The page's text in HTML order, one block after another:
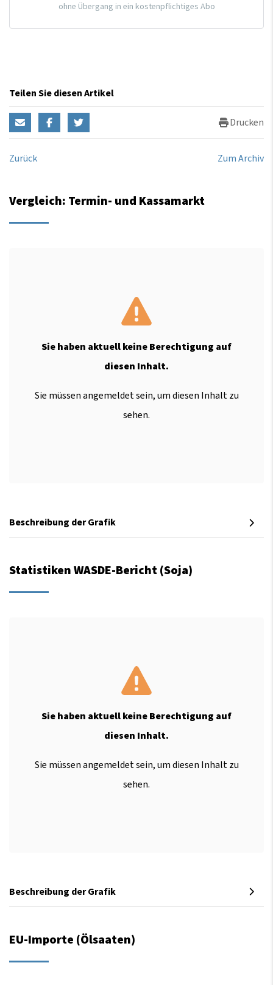
ohne Übergang in ein kostenpflichtiges Abo
Teilen Sie diesen Artikel
Drucken
Zurück Zum Archiv
Vergleich: Termin- und Kassamarkt
Sie haben aktuell keine Berechtigung auf
diesen Inhalt.
Sie müssen angemeldet sein, um diesen Inhalt zu
sehen.
Beschreibung der Grafik
Statistiken WASDE-Bericht (Soja)
Sie haben aktuell keine Berechtigung auf
diesen Inhalt.
Sie müssen angemeldet sein, um diesen Inhalt zu
sehen.
Beschreibung der Grafik
EU-Importe (Ölsaaten)